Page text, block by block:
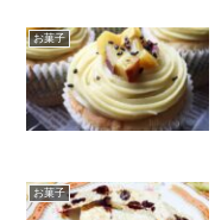
お菓子
お菓子